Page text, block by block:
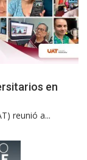
en
reunió a...